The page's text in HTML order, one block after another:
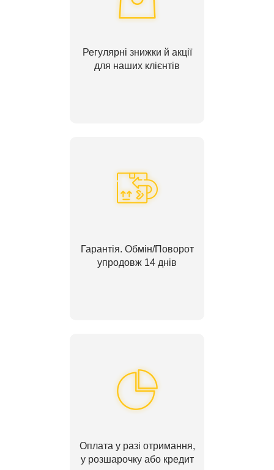
Регулярні знижки й акції
для наших клієнтів
Гарантія. Обмін/Поворот
упродовж 14 днів
Оплата у разі отримання,
у розшарочку або кредит